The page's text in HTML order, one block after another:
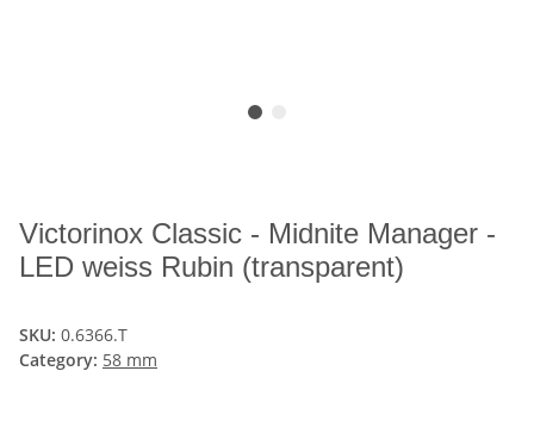
Victorinox Classic - Midnite Manager -
LED weiss Rubin (transparent)
SKU: 0.6366.T
Category: 58 mm